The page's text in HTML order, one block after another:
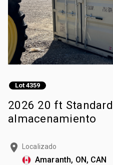
Lot 4359
2026 20 ft
almacenamiento
Localizado
Amaranth, ON, CAN